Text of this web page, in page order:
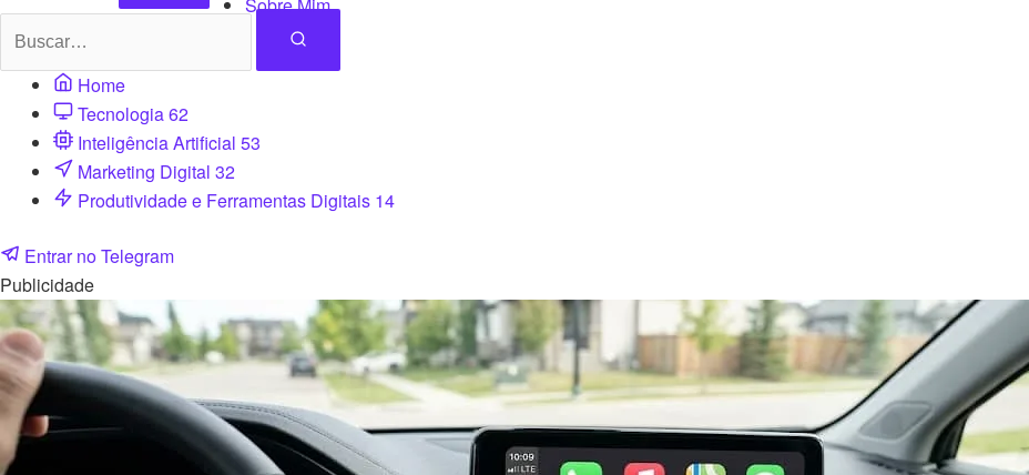
Home
Tecnologia62
Inteligência Artificial 53
Marketing Digital 32
Produtividade e Ferramentas Digitais 14
Entrar no Telegram
Publicidade